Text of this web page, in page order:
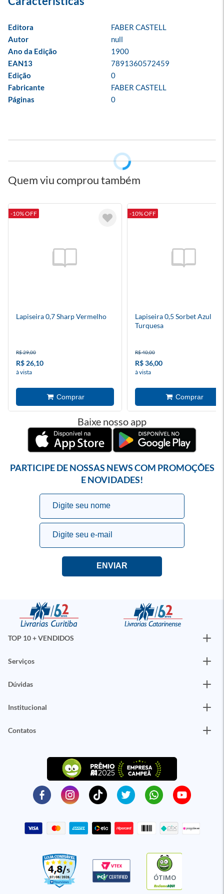
Editora
FABER CASTELL
Autor
null
Ano da Edição
1900
EAN13
7891360572459
Edição
0
Fabricante
FABER CASTELL
Páginas
0
Quem viu comprou também
-10% OFF
Lapiseira 0,7 Sharp Vermelho
R$ 29,00
R$ 26,10
à vista
-10% OFF
Lapiseira 0,5 Sorbet Azul
Turquesa
R$ 40,00
R$ 36,00
à vista
Baixe nosso app
PARTICIPE DE NOSSAS NEWS COM PROMOÇÕES
E NOVIDADES!
TOP 10 + VENDIDOS
Serviços
Dúvidas
Institucional
Contatos
ÓTIMO